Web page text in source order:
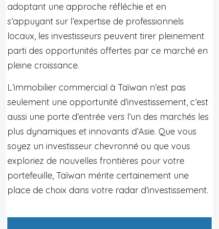
adoptant une approche réfléchie et en
s’appuyant sur l’expertise de professionnels
locaux, les investisseurs peuvent tirer pleinement
parti des opportunités offertes par ce marché en
pleine croissance.
L’immobilier commercial à Taïwan n’est pas
seulement une opportunité d’investissement, c’est
aussi une porte d’entrée vers l’un des marchés les
plus dynamiques et innovants d’Asie. Que vous
soyez un investisseur chevronné ou que vous
exploriez de nouvelles frontières pour votre
portefeuille, Taïwan mérite certainement une
place de choix dans votre radar d’investissement.